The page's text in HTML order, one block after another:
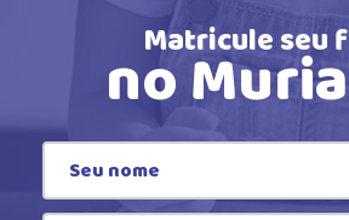
Matricule seu
no